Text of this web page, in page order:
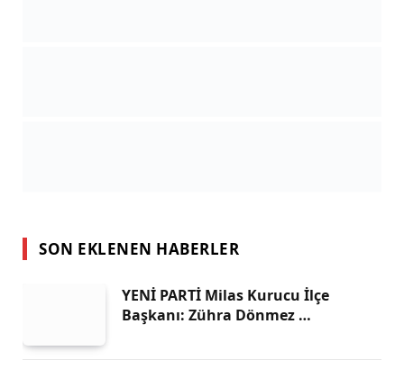
SON EKLENEN HABERLER
YENİ PARTİ Milas Kurucu İlçe
Başkanı: Zühra Dönmez …